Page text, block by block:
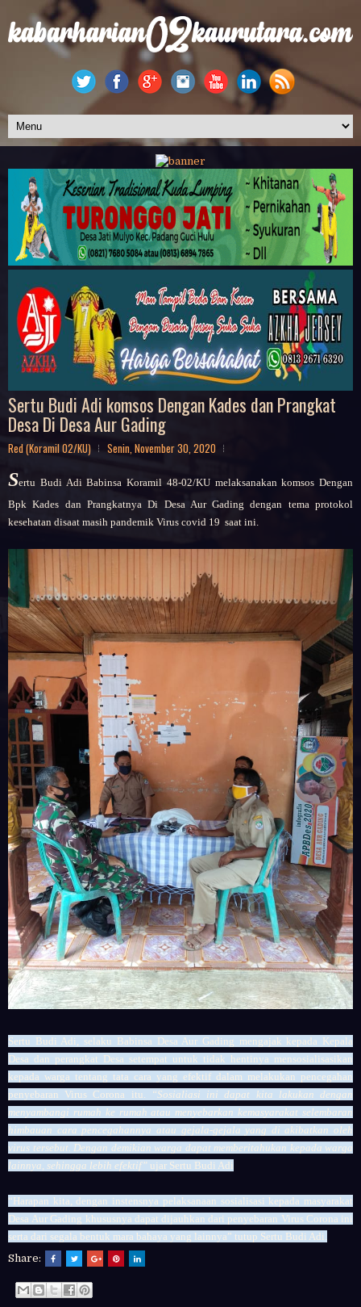
Sertu Budi Adi komsos Dengan Kades dan Prangkat
Desa Di Desa Aur Gading
Red (Koramil 02/KU) Senin, November 30, 2020
Sertu Budi Adi Babinsa Koramil 48-02/KU melaksanakan komsos Dengan
Bpk Kades dan Prangkatnya Di Desa Aur Gading dengan tema protokol
kesehatan disaat masih pandemik Virus covid 19 saat ini.
Sertu Budi Adi, selaku Babinsa Desa Aur Gading mengajak kepada Kepala
Desa dan perangkat Desa setempat untuk tidak hentinya mensosialisasikan
kepada warga tentang tata cara yang efektif dalam melakukan pencegahan
penyebaran Virus Corona itu.
“Sosialiasi ini dapat kita lakukan dengan
menyambangi rumah ke rumah atau menyebarkan kemasyarakat selembaran
himbauan cara pencegahannya atau gejala-gejala yang di akibatkan oleh
virus tersebut. Dengan demikian warga dapat memberitahukan kepada warga
lainnya, sehingga lebih efektif” ujar Sertu Budi Adi
“Harapan kita, dengan instensnya pelaksanaan sosialisasi kepada masyarakat
Desa Aur Gading khususnya dapat dijauhkan dari penyebaran Virus Corona ini
serta dari segala bentuk mara bahaya yang lainnya” tutup Sertu Budi Adi.
Share: